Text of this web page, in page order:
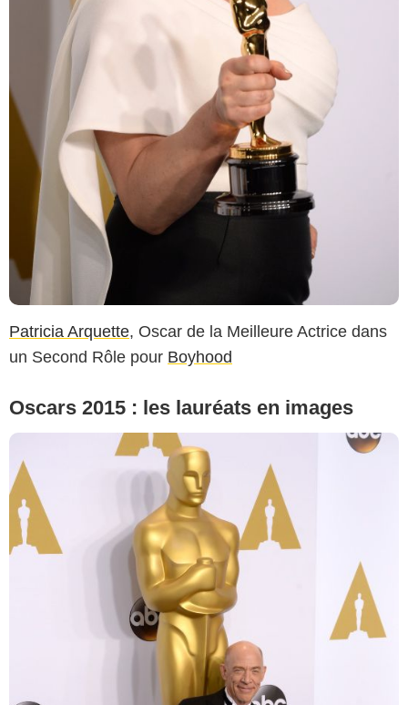
Patricia Arquette, Oscar de la Meilleure Actrice dans
un Second Rôle pour Boyhood
Oscars 2015 : les lauréats en images